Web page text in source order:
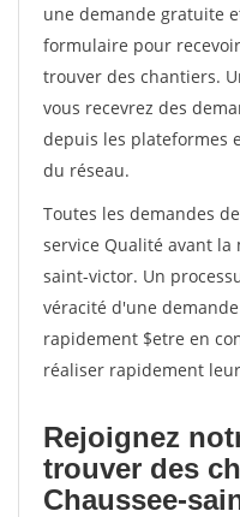
une demande gratuite
formulaire pour
trouver des chantiers.
vous recevrez des
depuis les plateformes
du réseau.
Toutes les demandes
service Qualité avant la
saint-victor. Un
véracité d'une
rapidement $etre en
réaliser rapidement
Rejoignez
trouver des
Chaussee-